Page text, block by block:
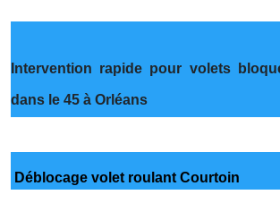
Intervention rapide pour volets
dans le 45 à Orléans
Déblocage volet roulant Courtoin